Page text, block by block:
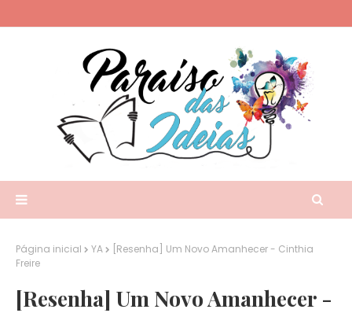
Página inicial YA
[Resenha] Um Novo Amanhecer - Cinthia
Freire
[Resenha] Um Novo Amanhecer -